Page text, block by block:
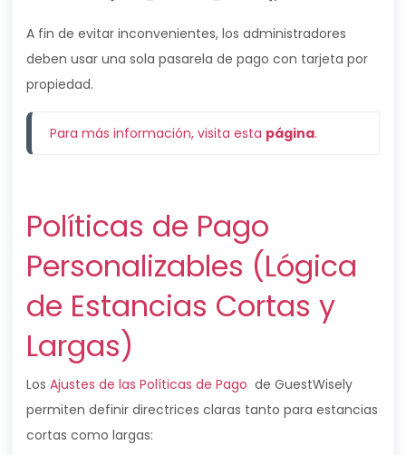
A fin de evitar inconvenientes, los administradores
deben usar una sola pasarela de pago con tarjeta por
propiedad.
Para más información, visita esta página.
Políticas de Pago
Personalizables (Lógica
de Estancias Cortas y
Largas)
Los Ajustes de las Políticas de Pago de GuestWisely
permiten definir directrices claras tanto para estancias
cortas como largas: